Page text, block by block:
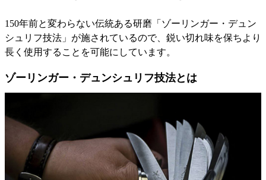
150年前と変わらない伝統ある研磨「ゾーリンガー・デュン
シュリフ技法」が施されているので、鋭い切れ味を保ちより
長く使用することを可能にしています。
ゾーリンガー・デュンシュリフ技法とは